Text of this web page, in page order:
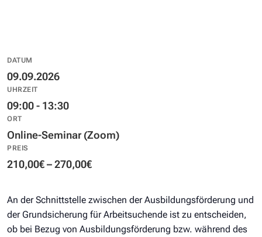
DATUM
09.09.2026
UHRZEIT
09:00 - 13:30
ORT
Online-Seminar (Zoom)
PREIS
210,00€ – 270,00€
An der Schnittstelle zwischen der Ausbildungsförderung und
der Grundsicherung für Arbeitsuchende ist zu entscheiden,
ob bei Bezug von Ausbildungsförderung bzw. während des